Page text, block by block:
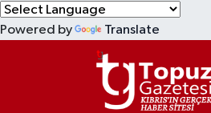
Powered by Translate
Lefkoşa Nöbetçi Eczaneler
Lefkoşa Hava Durumu